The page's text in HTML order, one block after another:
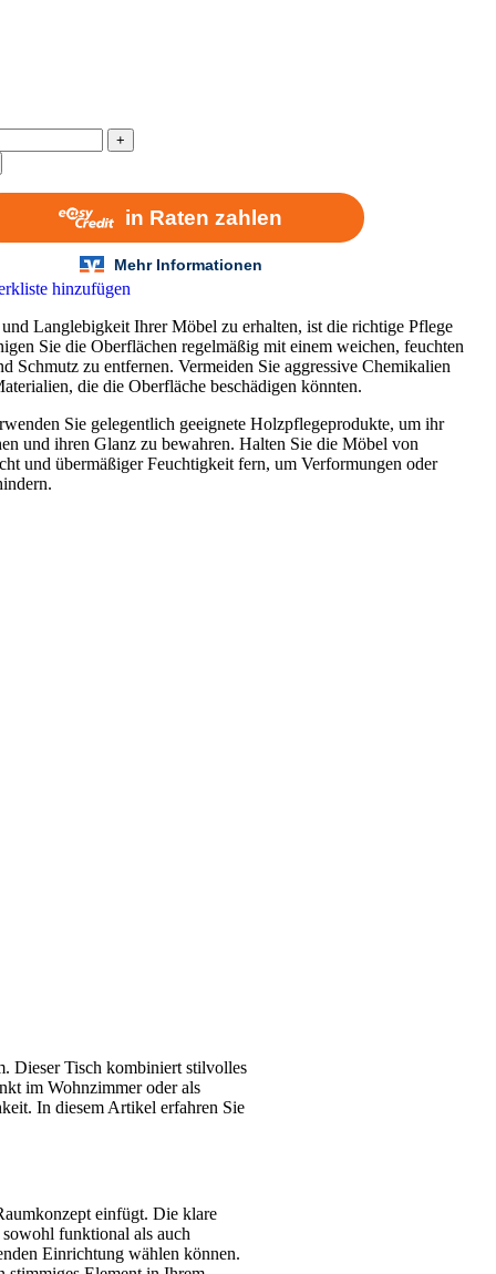
hinzufügen
Langlebigkeit Ihrer Möbel zu erhalten, ist die richtige Pflege
Sie die Oberflächen regelmäßig mit einem weichen, feuchten
Schmutz zu entfernen. Vermeiden Sie aggressive Chemikalien
die die Oberfläche beschädigen könnten.
Sie gelegentlich geeignete Holzpflegeprodukte, um ihr
und ihren Glanz zu bewahren. Halten Sie die Möbel von
und übermäßiger Feuchtigkeit fern, um Verformungen oder
Dieser Tisch kombiniert stilvolles
im Wohnzimmer oder als
In diesem Artikel erfahren Sie
einfügt. Die klare
funktional als auch
Einrichtung wählen können.